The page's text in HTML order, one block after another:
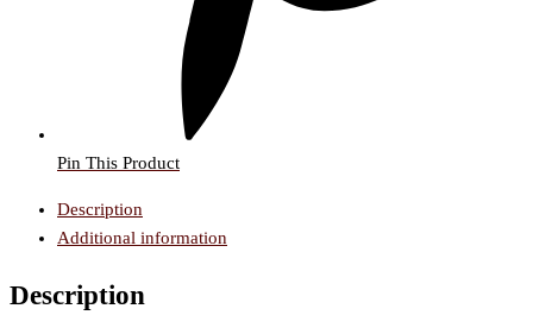
Pin This Product
Description
Additional information
Description